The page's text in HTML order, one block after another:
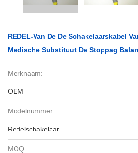
REDEL-Van De De Schakelaarskabel
Medische Substituut De Stoppag
Merknaam:
OEM
Modelnummer:
Redelschakelaar
MOQ: